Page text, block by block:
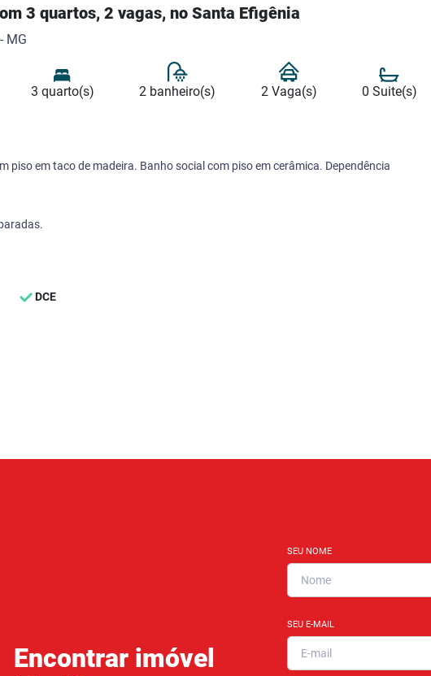
3 quartos, 2 vagas, no Santa Efigênia
MG
3 quarto(s) 2 banheiro(s) 2 Vaga(s) 0 Suite(s)
piso em taco de madeira. Banho social com piso em cerâmica. Dependência
DCE
Encontrar imóvel
SEU NOME
SEU E-MAIL